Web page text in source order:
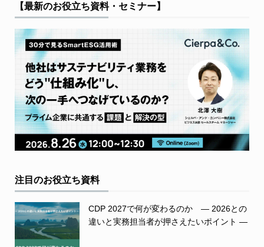
【最新のお役立ち資料・セミナー】
注目のお役立ち資料
CDP 2027で何が変わるのか ― 2026との
違いと実務担当者が押さえたいポイント ―